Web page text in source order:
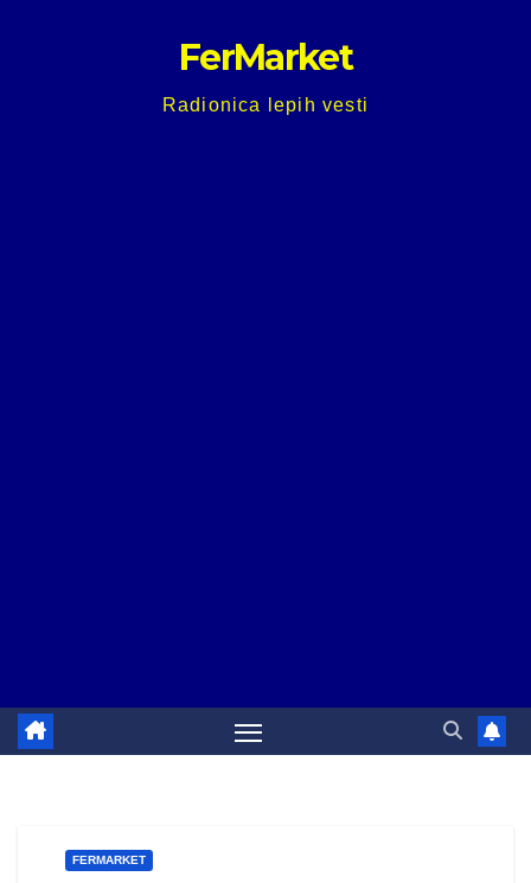
FerMarket
Radionica lepih vesti
FERMARKET